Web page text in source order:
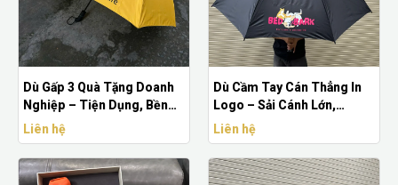
Dù Gấp 3 Quà Tặng Doanh
Nghiệp – Tiện Dụng, Bền
Bỉ, In Logo Theo Yêu Cầu
Liên hệ
Dù Cầm Tay Cán Thẳng In
Logo – Sải Cánh Lớn,
Chống Thấm Tốt – Quà
Tặng Sự Kiện
Liên hệ